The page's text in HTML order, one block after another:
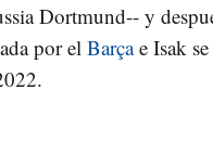
Dortmund-- y
por el Barçae Isak se